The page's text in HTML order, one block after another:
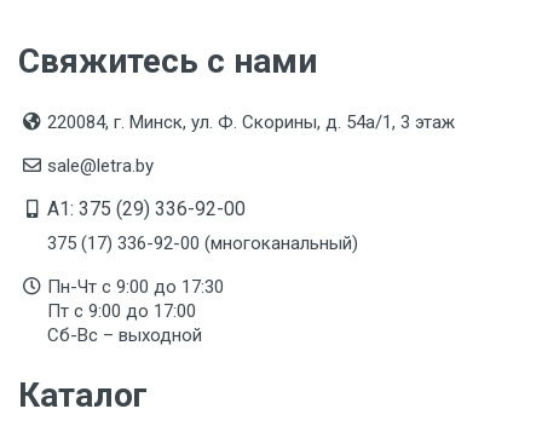
Свяжитесь с нами
220084, г. Минск, ул. Ф. Скорины, д. 54а/1, 3 этаж
sale@letra.by
A1: 375 (29) 336-92-00
375 (17) 336-92-00 (многоканальный)
Пн-Чт с 9:00 до 17:30
Пт с 9:00 до 17:00
Сб-Вс – выходной
Каталог